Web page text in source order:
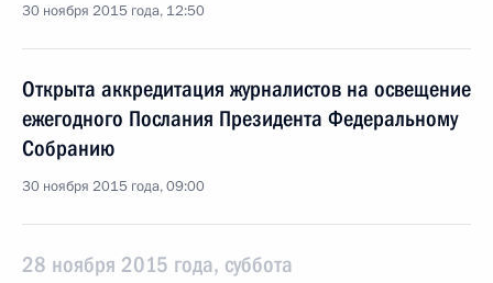
30 ноября 2015 года, 12:50
Открыта аккредитация журналистов на освещение
ежегодного Послания Президента Федеральному
Собранию
30 ноября 2015 года, 09:00
28 ноября 2015 года, суббота